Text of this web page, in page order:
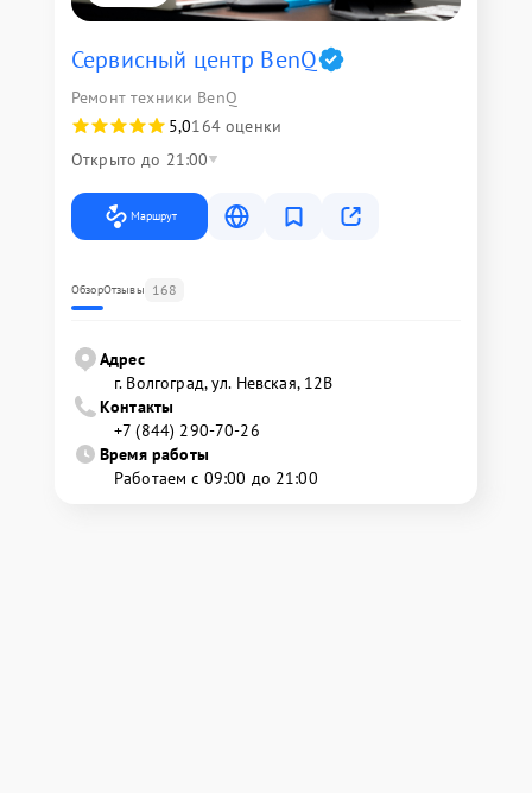
Сервисный центр BenQ
Ремонт техники BenQ
5,0164 оценки
Открыто до 21:00
Маршрут
ОбзорОтзывы 168
Адрес
г. Волгоград, ул. Невская, 12В
Контакты
+7 (844) 290-70-26
Время работы
Работаем с 09:00 до 21:00